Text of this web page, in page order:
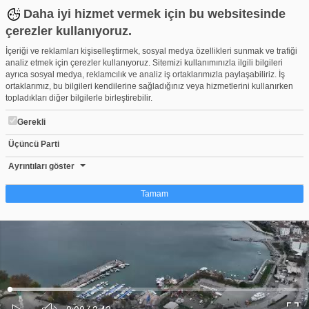
Daha iyi hizmet vermek için bu websitesinde
çerezler kullanıyoruz.
İçeriği ve reklamları kişiselleştirmek, sosyal medya özellikleri sunmak ve trafiği
analiz etmek için çerezler kullanıyoruz. Sitemizi kullanımınızla ilgili bilgileri
ayrıca sosyal medya, reklamcılık ve analiz iş ortaklarımızla paylaşabiliriz. İş
ortaklarımız, bu bilgileri kendilerine sağladığınız veya hizmetlerini kullanırken
topladıkları diğer bilgilerle birleştirebilir.
Gerekli
Üçüncü Parti
Ayrıntıları göster
Tamam
Çerezler, web-sitelerinin, kullanıcıların deneyimlerini daha verimli hale getirmek
amacıyla kullandığı küçük metin dosyalarıdır. Yasalara göre, bu sitenin
işletilmesi için kesinlikle gerekli olan çerezleri cihazınıza yerleştirebiliyoruz.
Diğer çerez türleri için sizden izin almamız gerekiyor. Bu site farklı çerez türleri
kullanmaktadır. Bazı çerezler, sayfalarımızda yer alan üçüncü şahıs hizmetleri
tarafından yerleştirilir. İzniniz şu alanlar için geçerlidir: web.tv
Ses
Yüklendi:
0%
Yükleniyor:
0%
Depremin merkezi üssü Gemlik Körfezi böyle görüntülendi